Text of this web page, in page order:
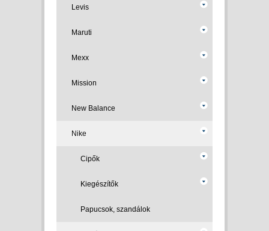
Levis
Maruti
Mexx
Mission
New Balance
Nike
Cipők
Kiegészítők
Papucsok, szandálok